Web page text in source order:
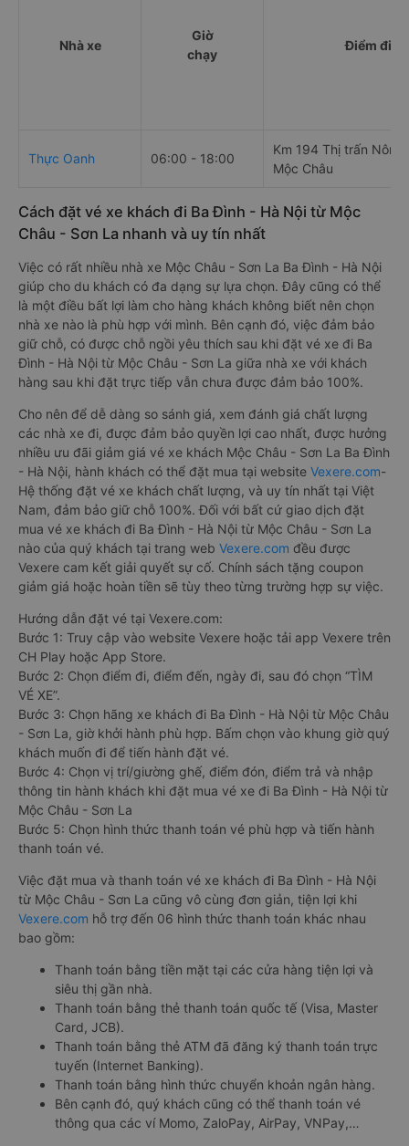
Nhà xe
Giờ
chạy
Điểm đi
Thực Oanh 06:00 - 18:00
Km 194 Thị trấn Nông
Mộc Châu
Cách đặt vé xe khách đi Ba Đình - Hà Nội từ Mộc
Châu - Sơn La nhanh và uy tín nhất
Việc có rất nhiều nhà xe Mộc Châu - Sơn La Ba Đình - Hà Nội
giúp cho du khách có đa dạng sự lựa chọn. Đây cũng có thể
là một điều bất lợi làm cho hàng khách không biết nên chọn
nhà xe nào là phù hợp với mình. Bên cạnh đó, việc đảm bảo
giữ chỗ, có được chỗ ngồi yêu thích sau khi đặt vé xe đi Ba
Đình - Hà Nội từ Mộc Châu - Sơn La giữa nhà xe với khách
hàng sau khi đặt trực tiếp vẫn chưa được đảm bảo 100%.
Cho nên để dễ dàng so sánh giá, xem đánh giá chất lượng
các nhà xe đi, được đảm bảo quyền lợi cao nhất, được hưởng
nhiều ưu đãi giảm giá vé xe khách Mộc Châu - Sơn La Ba Đình
- Hà Nội, hành khách có thể đặt mua tại website Vexere.com-
Hệ thống đặt vé xe khách chất lượng, và uy tín nhất tại Việt
Nam, đảm bảo giữ chỗ 100%. Đối với bất cứ giao dịch đặt
mua vé xe khách đi Ba Đình - Hà Nội từ Mộc Châu - Sơn La
nào của quý khách tại trang web Vexere.com đều được
Vexere cam kết giải quyết sự cố. Chính sách tặng coupon
giảm giá hoặc hoàn tiền sẽ tùy theo từng trường hợp sự việc.
Hướng dẫn đặt vé tại Vexere.com:
Bước 1: Truy cập vào website Vexere hoặc tải app Vexere trên
CH Play hoặc App Store.
Bước 2: Chọn điểm đi, điểm đến, ngày đi, sau đó chọn “TÌM
VÉ XE”.
Bước 3: Chọn hãng xe khách đi Ba Đình - Hà Nội từ Mộc Châu
- Sơn La, giờ khởi hành phù hợp. Bấm chọn vào khung giờ quý
khách muốn đi để tiến hành đặt vé.
Bước 4: Chọn vị trí/giường ghế, điểm đón, điểm trả và nhập
thông tin hành khách khi đặt mua vé xe đi Ba Đình - Hà Nội từ
Mộc Châu - Sơn La
Bước 5: Chọn hình thức thanh toán vé phù hợp và tiến hành
thanh toán vé.
Việc đặt mua và thanh toán vé xe khách đi Ba Đình - Hà Nội
từ Mộc Châu - Sơn La cũng vô cùng đơn giản, tiện lợi khi
Vexere.com hỗ trợ đến 06 hình thức thanh toán khác nhau
bao gồm:
Thanh toán bằng tiền mặt tại các cửa hàng tiện lợi và
siêu thị gần nhà.
Thanh toán bằng thẻ thanh toán quốc tế (Visa, Master
Card, JCB).
Thanh toán bằng thẻ ATM đã đăng ký thanh toán trực
tuyến (Internet Banking).
Thanh toán bằng hình thức chuyển khoản ngân hàng.
Bên cạnh đó, quý khách cũng có thể thanh toán vé
thông qua các ví Momo, ZaloPay, AirPay, VNPay,…